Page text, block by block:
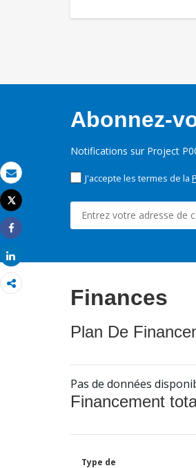
Email
Imprimer
Tweet
Share
Abonnez-
Notifications sur Project
J'accepte les termes de la
Finances
Plan De
Pas de données
Financement
Type de